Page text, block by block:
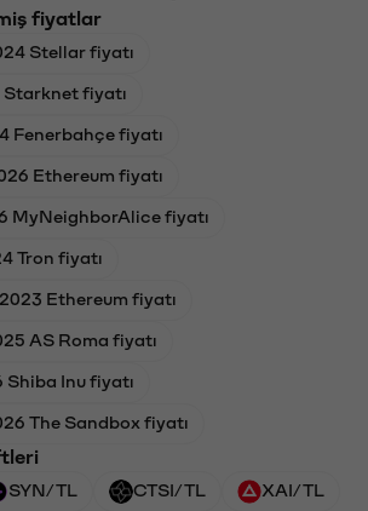
fiyatlar
Stellar fiyatı
Starknet fiyatı
Fenerbahçe fiyatı
Ethereum fiyatı
MyNeighborAlice fiyatı
Tron fiyatı
Ethereum fiyatı
AS Roma fiyatı
Shiba Inu fiyatı
The Sandbox fiyatı
SYN/TL CTSI/TL XAI/TL